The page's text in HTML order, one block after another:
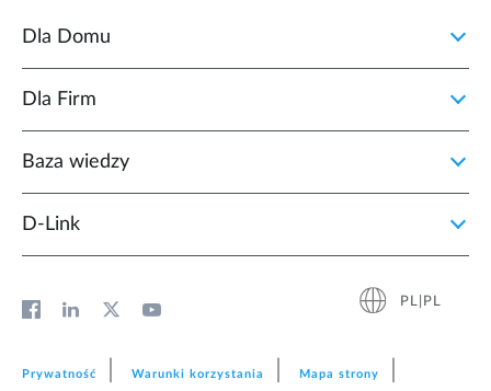
Dla Domu
Dla Firm
Baza wiedzy
D‑Link
PL|PL
Prywatność Warunki korzystania Mapa strony